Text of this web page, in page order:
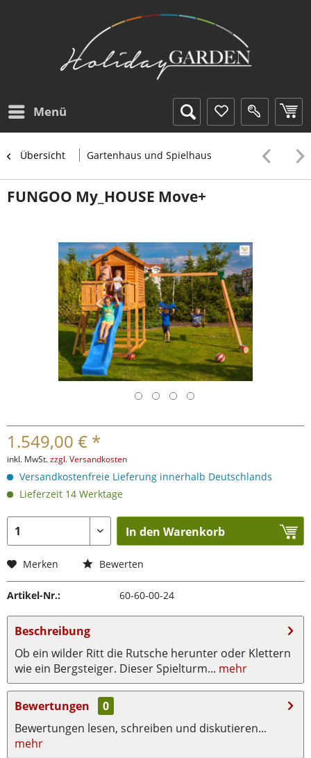
Menü
Übersicht Gartenhaus und Spielhaus
FUNGOO My_HOUSE Move+
1.549,00 € *
inkl. MwSt.zzgl. Versandkosten
Versandkostenfreie Lieferung innerhalb Deutschlands
Lieferzeit 14 Werktage
In den Warenkorb
Merken Bewerten
Artikel-Nr.: 60-60-00-24
Beschreibung
Ob ein wilder Ritt die Rutsche herunter oder Klettern
wie ein Bergsteiger. Dieser Spielturm... mehr
Bewertungen
0
Bewertungen lesen, schreiben und diskutieren...
mehr